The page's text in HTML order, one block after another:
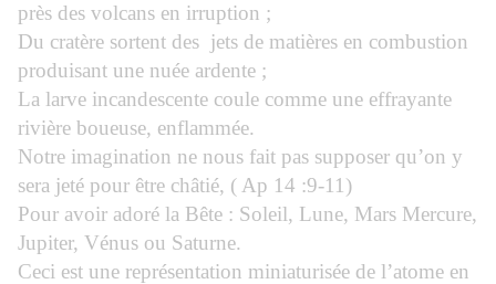
près des volcans en irruption ;
Du cratère sortent des jets de matières en combustion
produisant une nuée ardente ;
La larve incandescente coule comme une effrayante
rivière boueuse, enflammée.
Notre imagination ne nous fait pas supposer qu’on y
sera jeté pour être châtié, ( Ap 14 :9-11)
Pour avoir adoré la Bête : Soleil, Lune, Mars Mercure,
Jupiter, Vénus ou Saturne.
Ceci est une représentation miniaturisée de l’atome en